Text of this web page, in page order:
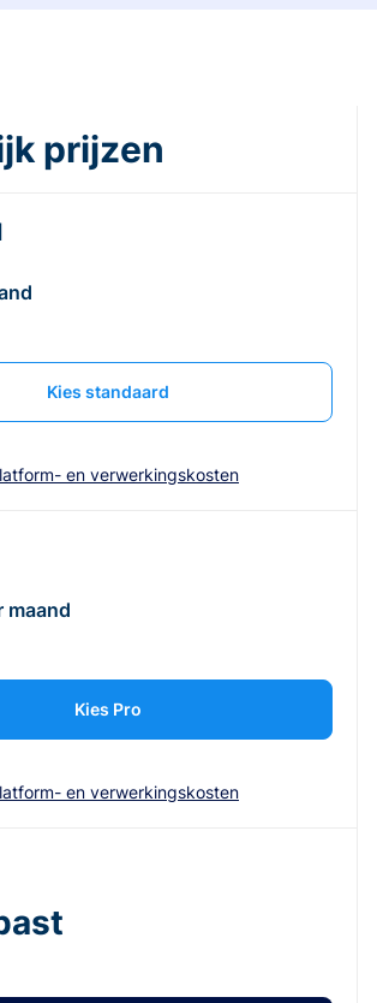
prijzen
Kies standaard
en verwerkingskosten
maand
Kies Pro
en verwerkingskosten